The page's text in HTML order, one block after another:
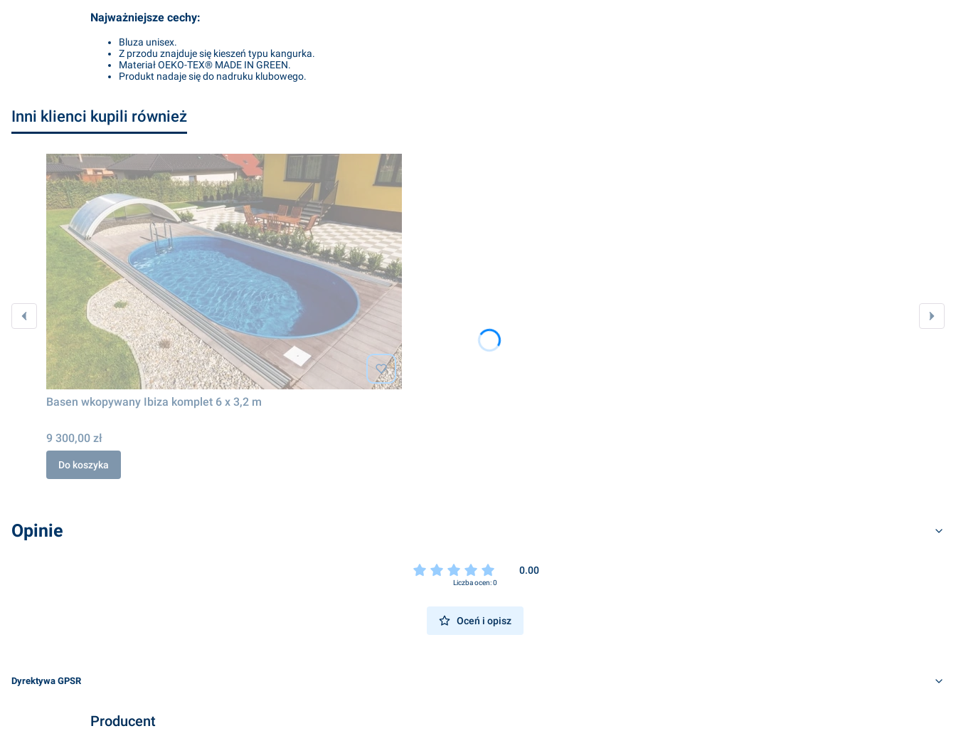
Najważniejsze cechy:
Bluza unisex.
Z przodu znajduje się kieszeń typu kangurka.
Materiał OEKO-TEX® MADE IN GREEN.
Produkt nadaje się do nadruku klubowego.
Inni klienci kupili również
Basen wkopywany Ibiza komplet 6 x 3,2 m
9 300,00 zł
Do koszyka
Opinie
0.00
Liczba ocen: 0
Oceń i opisz
Dyrektywa GPSR
Producent